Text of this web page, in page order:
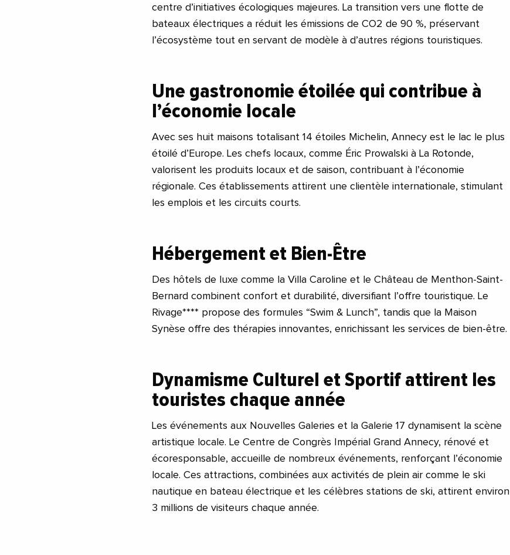
centre d’initiatives écologiques majeures. La transition vers une flotte de
bateaux électriques a réduit les émissions de CO2 de 90 %, préservant
l’écosystème tout en servant de modèle à d’autres régions touristiques.
Une gastronomie étoilée qui contribue à
l’économie locale
Avec ses huit maisons totalisant 14 étoiles Michelin, Annecy est le lac le plus
étoilé d’Europe. Les chefs locaux, comme Éric Prowalski à La Rotonde,
valorisent les produits locaux et de saison, contribuant à l’économie
régionale. Ces établissements attirent une clientèle internationale, stimulant
les emplois et les circuits courts.
Hébergement et Bien-Être
Des hôtels de luxe comme la Villa Caroline et le Château de Menthon-Saint-
Bernard combinent confort et durabilité, diversifiant l’offre touristique. Le
Rivage**** propose des formules “Swim & Lunch”, tandis que la Maison
Synèse offre des thérapies innovantes, enrichissant les services de bien-être.
Dynamisme Culturel et Sportif attirent les
touristes chaque année
Les événements aux Nouvelles Galeries et la Galerie 17 dynamisent la scène
artistique locale. Le Centre de Congrès Impérial Grand Annecy, rénové et
écoresponsable, accueille de nombreux événements, renforçant l’économie
locale. Ces attractions, combinées aux activités de plein air comme le ski
nautique en bateau électrique et les célèbres stations de ski, attirent environ
3 millions de visiteurs chaque année.